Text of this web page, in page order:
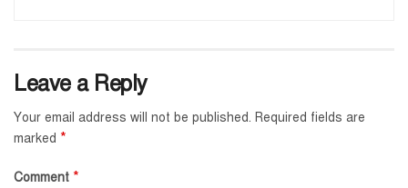
Leave a Reply
Your email address will not be published. Required fields are
marked *
Comment *